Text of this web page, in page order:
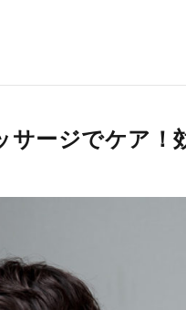
サージでケア！